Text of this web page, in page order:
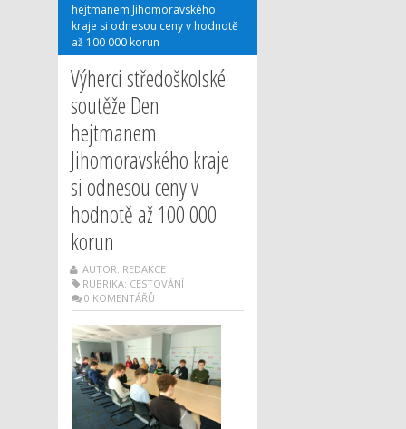
hejtmanem Jihomoravského
kraje si odnesou ceny v hodnotě
až 100 000 korun
Výherci středoškolské
soutěže Den
hejtmanem
Jihomoravského kraje
si odnesou ceny v
hodnotě až 100 000
korun
AUTOR: REDAKCE
RUBRIKA: CESTOVÁNÍ
0 KOMENTÁŘŮ